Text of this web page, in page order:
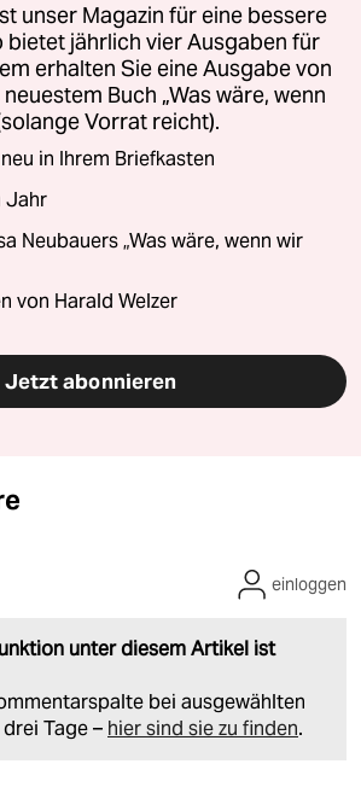
unser Magazin für eine bessere
bietet jährlich vier Ausgaben für
erhalten Sie eine Ausgabe von
Buch „Was wäre, wenn
Vorrat reicht).
in Ihrem Briefkasten
Jahr
Neubauers „Was wäre, wenn wir
von Harald Welzer
Jetzt abonnieren
unter diesem Artikel ist
bei ausgewählten
Tage – hier sind sie zu finden.
einloggen